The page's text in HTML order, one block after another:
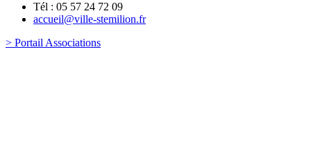
Tél : 05 57 24 72 09
accueil@ville-stemilion.fr
> Portail Associations